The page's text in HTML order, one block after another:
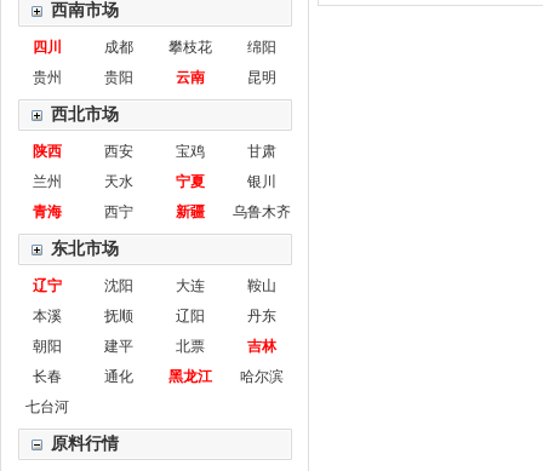
西南市场
四川 成都 攀枝花
绵阳
贵州
贵阳 云南 昆明
西北市场
陕西 西安 宝鸡
甘肃
兰州
天水 宁夏
银川
青海
西宁 新疆 乌鲁木齐
东北市场
辽宁 沈阳 大连
鞍山
本溪
抚顺 辽阳
丹东
朝阳
建平 北票
吉林
长春
通化 黑龙江
哈尔滨
七台河
原料行情